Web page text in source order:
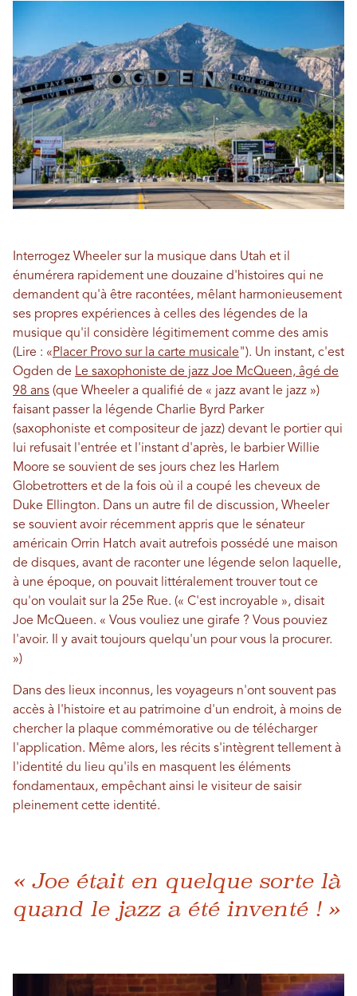
Interrogez Wheeler sur la musique dans Utah et il
énumérera rapidement une douzaine d'histoires qui ne
demandent qu'à être racontées, mêlant harmonieusement
ses propres expériences à celles des légendes de la
musique qu'il considère légitimement comme des amis
(Lire : «Placer Provo sur la carte musicale"). Un instant, c'est
Ogden de Le saxophoniste de jazz Joe McQueen, âgé de
98 ans (que Wheeler a qualifié de « jazz avant le jazz »)
faisant passer la légende Charlie Byrd Parker
(saxophoniste et compositeur de jazz) devant le portier qui
lui refusait l'entrée et l'instant d'après, le barbier Willie
Moore se souvient de ses jours chez les Harlem
Globetrotters et de la fois où il a coupé les cheveux de
Duke Ellington. Dans un autre fil de discussion, Wheeler
se souvient avoir récemment appris que le sénateur
américain Orrin Hatch avait autrefois possédé une maison
de disques, avant de raconter une légende selon laquelle,
à une époque, on pouvait littéralement trouver tout ce
qu'on voulait sur la 25e Rue. (« C'est incroyable », disait
Joe McQueen. « Vous vouliez une girafe ? Vous pouviez
l'avoir. Il y avait toujours quelqu'un pour vous la procurer.
»)
Dans des lieux inconnus, les voyageurs n'ont souvent pas
accès à l'histoire et au patrimoine d'un endroit, à moins de
chercher la plaque commémorative ou de télécharger
l'application. Même alors, les récits s'intègrent tellement à
l'identité du lieu qu'ils en masquent les éléments
fondamentaux, empêchant ainsi le visiteur de saisir
pleinement cette identité.
« Joe était en quelque sorte là
quand le jazz a été inventé ! »